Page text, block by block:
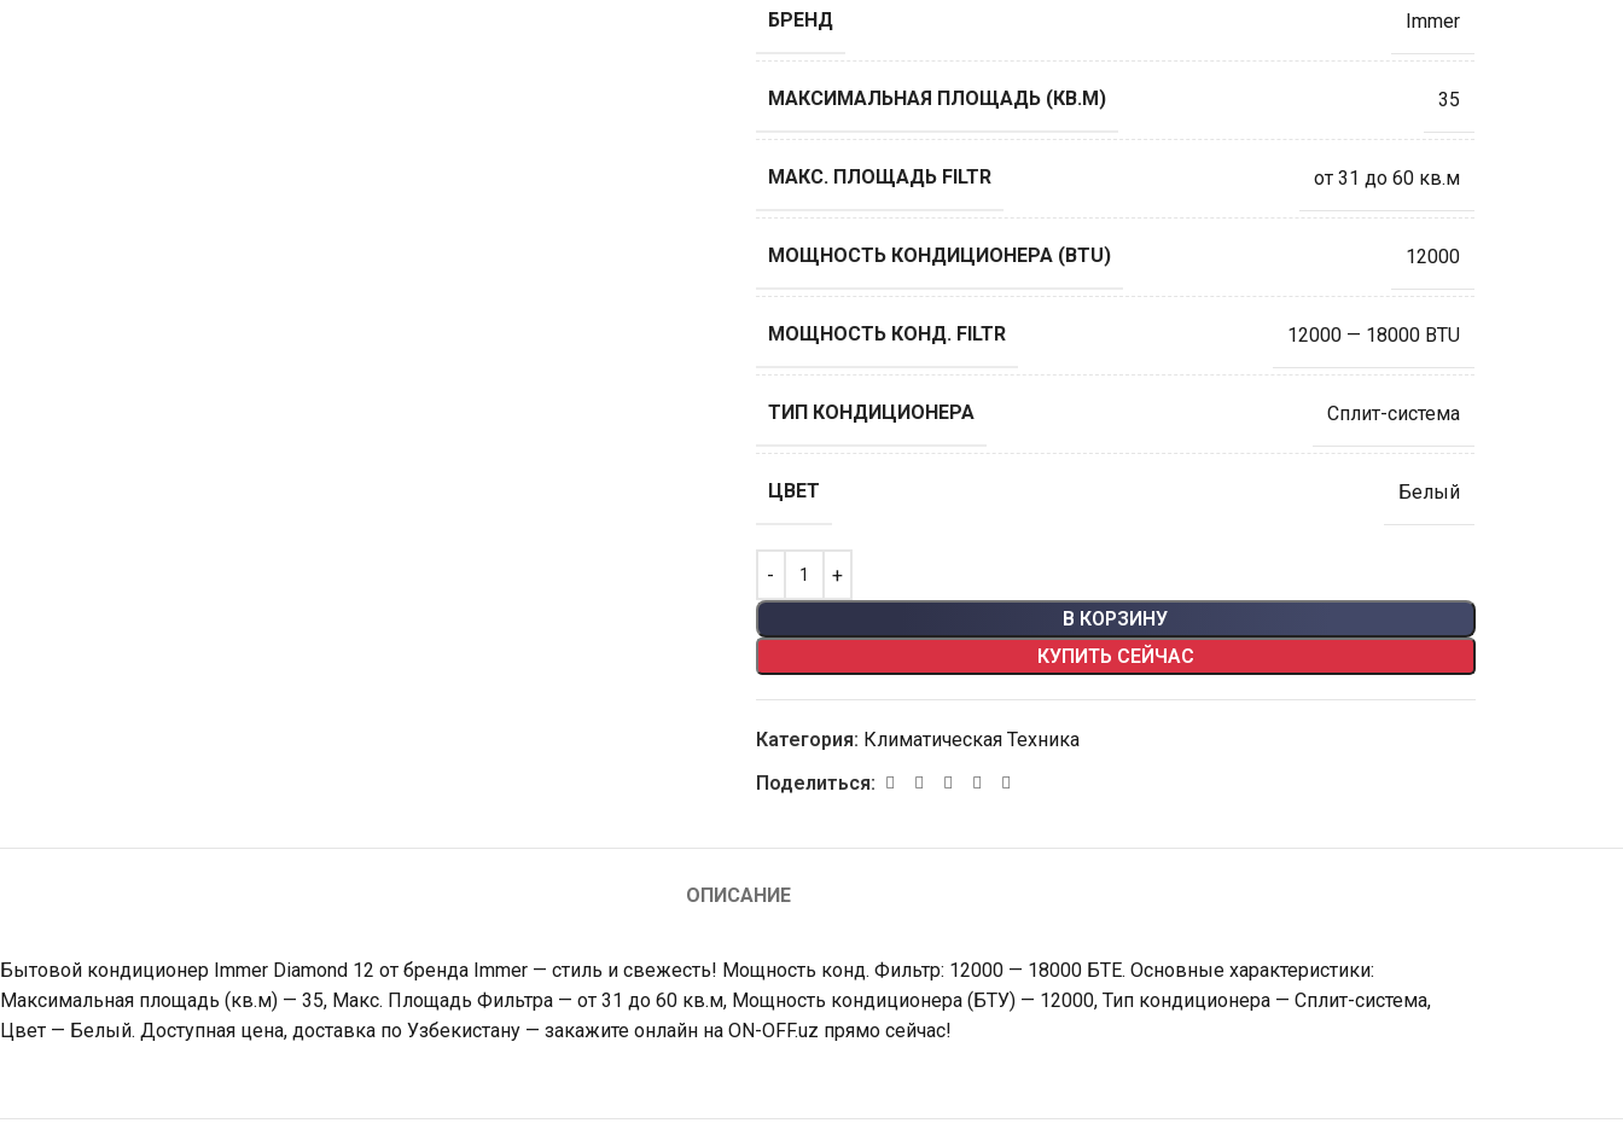
БРЕНД Immer
МАКСИМАЛЬНАЯ ПЛОЩАДЬ (КВ.М) 35
МАКС. ПЛОЩАДЬ FILTR от 31 до 60 кв.м
МОЩНОСТЬ КОНДИЦИОНЕРА (BTU) 12000
МОЩНОСТЬ КОНД. FILTR 12000 — 18000 BTU
ТИП КОНДИЦИОНЕРА Сплит-система
ЦВЕТ Белый
В КОРЗИНУ
КУПИТЬ СЕЙЧАС
Категория: Климатическая Техника
Поделиться:
ОПИСАНИЕ
Бытовой кондиционер Immer Diamond 12 от бренда Immer — стиль и свежесть! Мощность конд. Фильтр: 12000 — 18000 БТЕ. Основные характеристики:
Максимальная площадь (кв.м) — 35, Макс. Площадь Фильтра — от 31 до 60 кв.м, Мощность кондиционера (БТУ) — 12000, Тип кондиционера — Сплит-система,
Цвет — Белый. Доступная цена, доставка по Узбекистану — закажите онлайн на ON-OFF.uz прямо сейчас!